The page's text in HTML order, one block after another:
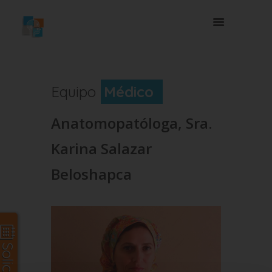
Equipo Médico
Anatomopatóloga, Sra.
Karina Salazar
Beloshapca